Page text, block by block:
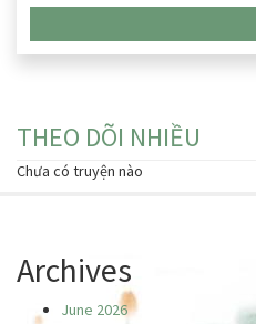
THEO DÕI NHIỀU
Chưa có truyện nào
Archives
June 2026